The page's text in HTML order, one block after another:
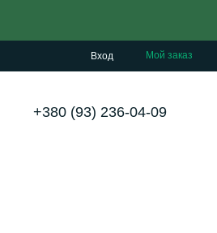
Вход Мой заказ
+380 (93) 236-04-09